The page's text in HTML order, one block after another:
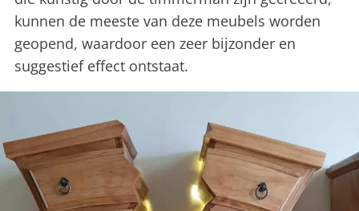
kunnen de meeste van deze meubels worden
geopend, waardoor een zeer bijzonder en
suggestief effect ontstaat.